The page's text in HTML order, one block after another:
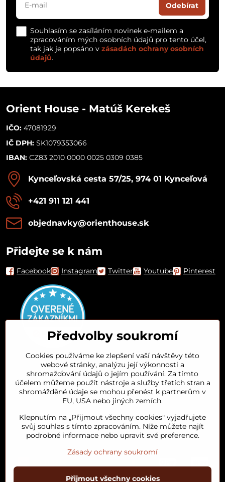
Odebírat
Souhlasím se zasíláním novinek e-mailem a
zpracováním mých osobních údajů pro tento účel,
tak jak je popsáno v zásadách ochrany osobních
údajů.
Orient House - Matúš Kerekeš
IČO: 47081929
IČ DPH: SK1079353066
IBAN: CZ83 2010 0000 0025 0309 0385
Kynceľovská cesta 57/25, 974 01 Kynceľová
+421 911 121 441
objednavky​@orienthouse​.sk
Přidejte se k nám
Facebook Instagram Twitter Youtube Pinterest
Orient House
Arganový olej
Oblíbené kategorie
Předvolby soukromí
Cookies používáme ke zlepšení vaší návštěvy této
webové stránky, analýzu její výkonnosti a
shromažďování údajů o jejím používání. Za tímto
účelem můžeme použít nástroje a služby třetích stran a
shromážděné údaje se mohou přenést k partnerům v
EU, USA nebo jiných zemích.
Klepnutím na „Přijmout všechny cookies" vyjadřujete
svůj souhlas s tímto zpracováním. Níže můžete najít
podrobné informace nebo upravit své preference.
Zásady ochrany soukromí
Přijmout všechny cookies